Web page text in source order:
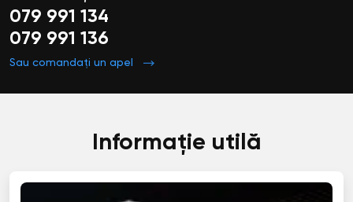
079 991 134
079 991 136
Sau comandați un apel
Informație utilă